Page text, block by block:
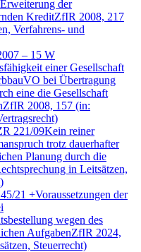
der
KreditZfIR 2008, 217
Verfahrens- und
– 15 W
einer Gesellschaft
bei Übertragung
eine die Gesellschaft
ZfIR 2008, 157 (in:
221/09Kein reiner
trotz dauerhafter
Planung durch die
in Leitsätzen,
21 +Voraussetzungen der
wegen des
AufgabenZfIR 2024,
Steuerrecht)